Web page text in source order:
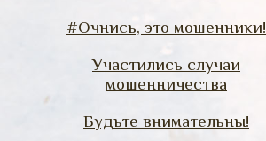
#Очнись, это мошенники!
Участились случаи
мошенничества
Будьте внимательны!